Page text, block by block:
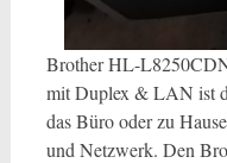
Brother HL-
mit Duplex & LAN ist
das Büro oder zu
und Netzwerk. Den